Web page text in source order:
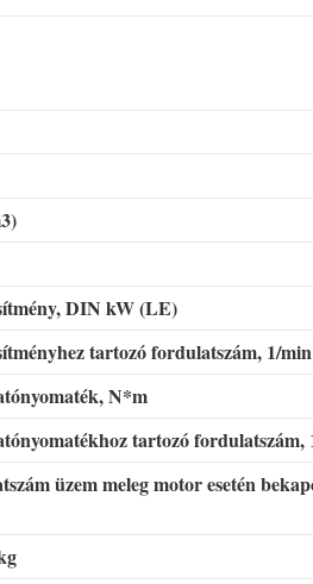
DIN kW (LE)
tartozó fordulatszám, 1/
N*m
tartozó
üzem meleg motor esetén